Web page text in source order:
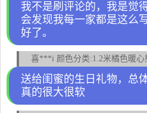
我不是刷评论的，我是觉
会发现我每一家都是这么
好了。
喜***i 颜色分类:1.2米橘色暖心
送给闺蜜的生日礼物，总
真的很大很软